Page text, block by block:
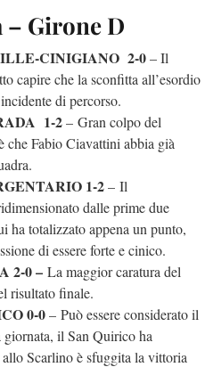
– Girone D
CINIGIANO 2-0– Il
capire che la sconfitta all’esordio
di percorso.
1-2– Gran colpo del
che Fabio Ciavattini abbia già
1-2– Il
dalle prime due
ha totalizzato appena un punto,
di essere forte e cinico.
2-0 – La maggior caratura del
risultato finale.
0-0– Può essere considerato il
il San Quirico ha
Scarlino è sfuggita la vittoria